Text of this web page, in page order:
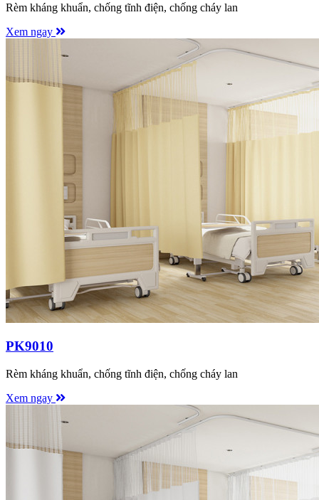
Rèm kháng khuẩn, chống tĩnh điện, chống cháy lan
Xem ngay
PK9010
Rèm kháng khuẩn, chống tĩnh điện, chống cháy lan
Xem ngay